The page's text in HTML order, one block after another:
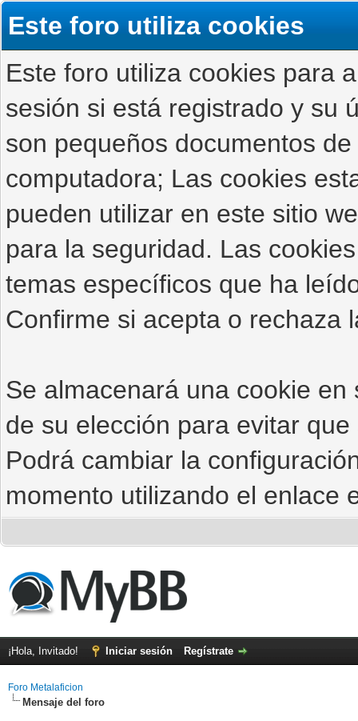
Este foro utiliza cookies
Este foro utiliza cookies para
sesión si está registrado y su
son pequeños documentos
computadora; Las cookies
pueden utilizar en este sitio
para la seguridad. Las
temas específicos que ha
Confirme si acepta o rechaza
Se almacenará una cookie
de su elección para evitar
Podrá cambiar la
momento utilizando el enlace
¡Hola, Invitado! Iniciar sesión Regístrate
Foro Metalaficion
Mensaje del foro